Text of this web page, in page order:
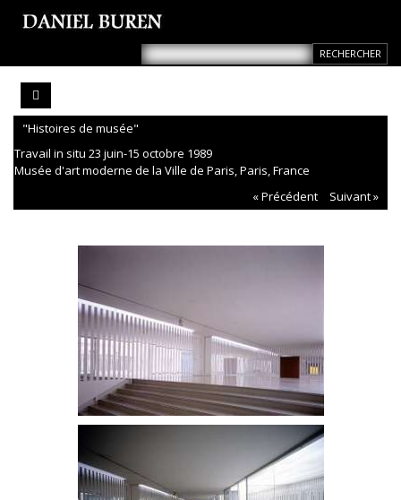
"Histoires de musée"
Travail in situ 23 juin-15 octobre 1989
Musée d'art moderne de la Ville de Paris, Paris, France
« Précédent
Suivant »